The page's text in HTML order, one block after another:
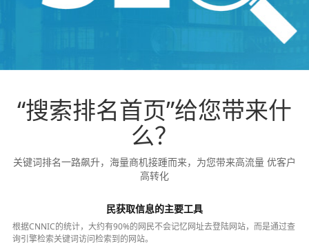
“搜索排名首页”给您带来什
么？
关键词排名一路飙升，海量商机接踵而来，为您带来高流量 优客户
高转化
民获取信息的主要工具
根据CNNIC的统计，大约有90%的网民不会记忆网址去登陆网站，而是通过查
询引擎检索关键词访问检索到的网站。